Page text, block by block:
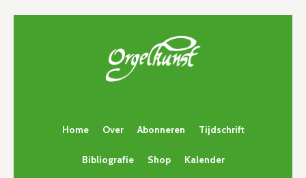
Home Over Abonneren Tijdschrift
Bibliografie Shop Kalender